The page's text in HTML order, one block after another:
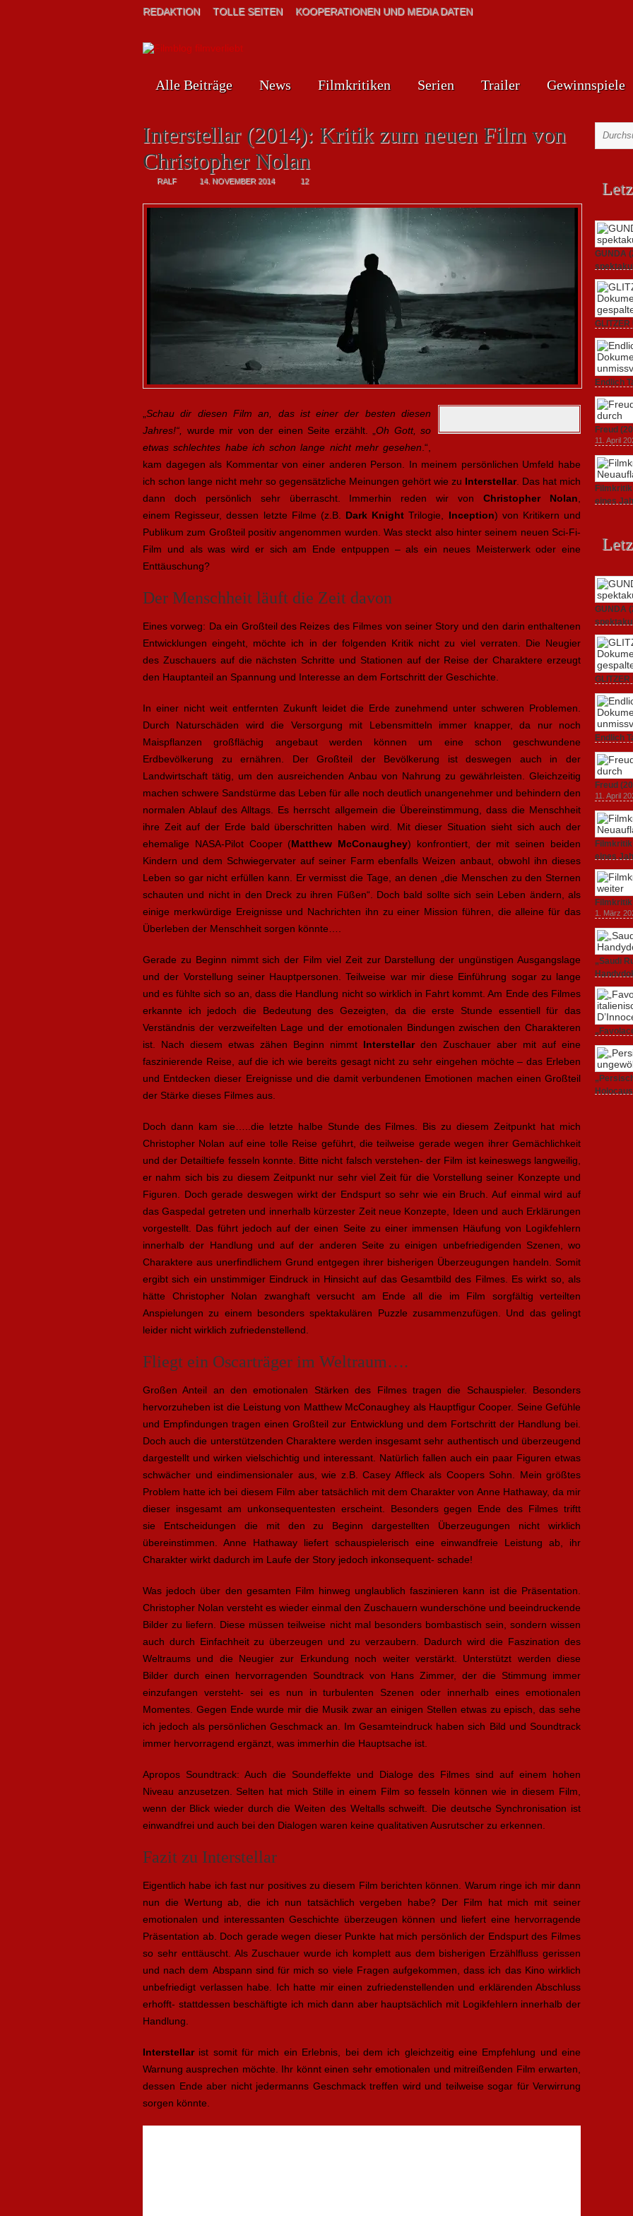
REDAKTION TOLLE SEITEN KOOPERATIONEN UND MEDIA DATEN
Alle Beiträge News Filmkritiken Serien Trailer Gewinnspiele
Interstellar (2014): Kritik zum neuen Film von
Christopher Nolan
RALF 14. NOVEMBER 2014 12
Schau dir diesen Film an, das ist einer der besten diesen
Jahres!“,
wurde mir von der einen Seite erzählt. „ Oh Gott, so
etwas schlechtes habe ich schon lange nicht mehr gesehen .“,
kam dagegen als Kommentar von einer anderen Person. In meinem persönlichen Umfeld habe
ich schon lange nicht mehr so gegensätzliche Meinungen gehört wie zu Interstellar. Das hat mich
dann doch persönlich sehr überrascht. Immerhin reden wir vonChristopher Nolan
einem Regisseur, dessen letzte Filme (z.B. Dark Knight Trilogie, Inception) von Kritikern und
Publikum zum Großteil positiv angenommen wurden. Was steckt also hinter seinem neuen Sci-Fi-
Film und als was wird er sich am Ende entpuppen – als ein neues Meisterwerk oder eine
Enttäuschung?
Der Menschheit läuft die Zeit davon
Eines vorweg: Da ein Großteil des Reizes des Filmes von seiner Story und den darin enthaltenen
Entwicklungen eingeht, möchte ich in der folgenden Kritik nicht zu viel verraten. Die Neugier
des Zuschauers auf die nächsten Schritte und Stationen auf der Reise der Charaktere erzeugt
den Hauptanteil an Spannung und Interesse an dem Fortschritt der Geschichte.
In einer nicht weit entfernten Zukunft leidet die Erde zunehmend unter schweren Problemen.
Durch Naturschäden wird die Versorgung mit Lebensmitteln immer knapper, da nur noch
Maispflanzen großflächig angebaut werden können um eine schon geschwundene
Erdbevölkerung zu ernähren. Der Großteil der Bevölkerung ist deswegen auch in der
Landwirtschaft tätig, um den ausreichenden Anbau von Nahrung zu gewährleisten. Gleichzeitig
machen schwere Sandstürme das Leben für alle noch deutlich unangenehmer und behindern den
normalen Ablauf des Alltags. Es herrscht allgemein die Übereinstimmung, dass die Menschheit
ihre Zeit auf der Erde bald überschritten haben wird. Mit dieser Situation sieht sich auch der
ehemalige NASA-Pilot Cooper (Matthew McConaughey) konfrontiert, der mit seinen beiden
Kindern und dem Schwiegervater auf seiner Farm ebenfalls Weizen anbaut, obwohl ihn dieses
Leben so gar nicht erfüllen kann. Er vermisst die Tage, an denen „die Menschen zu den Sternen
schauten und nicht in den Dreck zu ihren Füßen“. Doch bald sollte sich sein Leben ändern, als
einige merkwürdige Ereignisse und Nachrichten ihn zu einer Mission führen, die alleine für das
Überleben der Menschheit sorgen könnte….
Gerade zu Beginn nimmt sich der Film viel Zeit zur Darstellung der ungünstigen Ausgangslage
und der Vorstellung seiner Hauptpersonen. Teilweise war mir diese Einführung sogar zu lange
und es fühlte sich so an, dass die Handlung nicht so wirklich in Fahrt kommt. Am Ende des Filmes
erkannte ich jedoch die Bedeutung des Gezeigten, da die erste Stunde essentiell für das
Verständnis der verzweifelten Lage und der emotionalen Bindungen zwischen den Charakteren
ist. Nach diesem etwas zähen Beginn nimmt Interstellarden Zuschauer aber mit auf eine
faszinierende Reise, auf die ich wie bereits gesagt nicht zu sehr eingehen möchte – das Erleben
und Entdecken dieser Ereignisse und die damit verbundenen Emotionen machen einen Großteil
der Stärke dieses Filmes aus.
Doch dann kam sie…..die letzte halbe Stunde des Filmes. Bis zu diesem Zeitpunkt hat mich
Christopher Nolan auf eine tolle Reise geführt, die teilweise gerade wegen ihrer Gemächlichkeit
und der Detailtiefe fesseln konnte. Bitte nicht falsch verstehen- der Film ist keineswegs langweilig,
er nahm sich bis zu diesem Zeitpunkt nur sehr viel Zeit für die Vorstellung seiner Konzepte und
Figuren. Doch gerade deswegen wirkt der Endspurt so sehr wie ein Bruch. Auf einmal wird auf
das Gaspedal getreten und innerhalb kürzester Zeit neue Konzepte, Ideen und auch Erklärungen
vorgestellt. Das führt jedoch auf der einen Seite zu einer immensen Häufung von Logikfehlern
innerhalb der Handlung und auf der anderen Seite zu einigen unbefriedigenden Szenen, wo
Charaktere aus unerfindlichem Grund entgegen ihrer bisherigen Überzeugungen handeln. Somit
ergibt sich ein unstimmiger Eindruck in Hinsicht auf das Gesamtbild des Filmes. Es wirkt so, als
hätte Christopher Nolan zwanghaft versucht am Ende all die im Film sorgfältig verteilten
Anspielungen zu einem besonders spektakulären Puzzle zusammenzufügen. Und das gelingt
leider nicht wirklich zufriedenstellend.
Fliegt ein Oscarträger im Weltraum….
Großen Anteil an den emotionalen Stärken des Filmes tragen die Schauspieler. Besonders
hervorzuheben ist die Leistung von Matthew McConaughey als Hauptfigur Cooper. Seine Gefühle
und Empfindungen tragen einen Großteil zur Entwicklung und dem Fortschritt der Handlung bei.
Doch auch die unterstützenden Charaktere werden insgesamt sehr authentisch und überzeugend
dargestellt und wirken vielschichtig und interessant. Natürlich fallen auch ein paar Figuren etwas
schwächer und eindimensionaler aus, wie z.B. Casey Affleck als Coopers Sohn. Mein größtes
Problem hatte ich bei diesem Film aber tatsächlich mit dem Charakter von Anne Hathaway, da mir
dieser insgesamt am unkonsequentesten erscheint. Besonders gegen Ende des Filmes triftt
sie Entscheidungen die mit den zu Beginn dargestellten Überzeugungen nicht wirklich
übereinstimmen. Anne Hathaway liefert schauspielerisch eine einwandfreie Leistung ab, ihr
Charakter wirkt dadurch im Laufe der Story jedoch inkonsequent- schade!
Was jedoch über den gesamten Film hinweg unglaublich faszinieren kann ist die Präsentation.
Christopher Nolan versteht es wieder einmal den Zuschauern wunderschöne und beeindruckende
Bilder zu liefern. Diese müssen teilweise nicht mal besonders bombastisch sein, sondern wissen
auch durch Einfachheit zu überzeugen und zu verzaubern. Dadurch wird die Faszination des
Weltraums und die Neugier zur Erkundung noch weiter verstärkt. Unterstützt werden diese
Bilder durch einen hervorragenden Soundtrack von Hans Zimmer, der die Stimmung immer
einzufangen versteht- sei es nun in turbulenten Szenen oder innerhalb eines emotionalen
Momentes. Gegen Ende wurde mir die Musik zwar an einigen Stellen etwas zu episch, das sehe
ich jedoch als persönlichen Geschmack an. Im Gesamteindruck haben sich Bild und Soundtrack
immer hervorragend ergänzt, was immerhin die Hauptsache ist.
Apropos Soundtrack: Auch die Soundeffekte und Dialoge des Filmes sind auf einem hohen
Niveau anzusetzen. Selten hat mich Stille in einem Film so fesseln können wie in diesem Film,
wenn der Blick wieder durch die Weiten des Weltalls schweift. Die deutsche Synchronisation ist
einwandfrei und auch bei den Dialogen waren keine qualitativen Ausrutscher zu erkennen.
Fazit zu Interstellar
Eigentlich habe ich fast nur positives zu diesem Film berichten können. Warum ringe ich mir dann
nun die Wertung ab, die ich nun tatsächlich vergeben habe? Der Film hat mich mit seiner
emotionalen und interessanten Geschichte überzeugen können und liefert eine hervorragende
Präsentation ab. Doch gerade wegen dieser Punkte hat mich persönlich der Endspurt des Filmes
so sehr enttäuscht. Als Zuschauer wurde ich komplett aus dem bisherigen Erzählfluss gerissen
und nach dem Abspann sind für mich so viele Fragen aufgekommen, dass ich das Kino wirklich
unbefriedigt verlassen habe. Ich hatte mir einen zufriedenstellenden und erklärenden Abschluss
erhofft- stattdessen beschäftigte ich mich dann aber hauptsächlich mit Logikfehlern innerhalb der
Handlung.
Interstellarist somit für mich ein Erlebnis, bei dem ich gleichzeitig eine Empfehlung und eine
Warnung ausprechen möchte. Ihr könnt einen sehr emotionalen und mitreißenden Film erwarten,
dessen Ende aber nicht jedermanns Geschmack treffen wird und teilweise sogar für Verwirrung
sorgen könnte.
GUNDA
3.
Endlich
19. Mai
Freud
11. April
eines
GUNDA
Amerika.
3.
Endlich
19. Mai
Freud
11. April
eines
1. März
„Saudi
25.